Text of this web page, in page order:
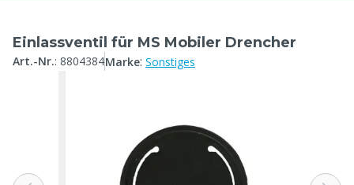
Einlassventil für MS Mobiler Drencher
Art.-Nr.: 8804384Marke: Sonstiges